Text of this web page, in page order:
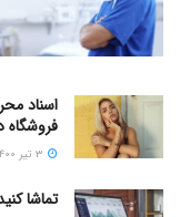
اسناد
تماشا کنید: ۷ نکته در مورد نحوه